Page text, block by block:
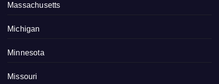
Massachusetts
Michigan
Minnesota
Missouri